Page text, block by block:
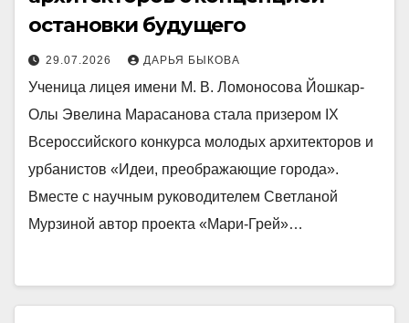
остановки будущего
29.07.2026 ДАРЬЯ БЫКОВА
Ученица лицея имени М. В. Ломоносова Йошкар-
Олы Эвелина Марасанова стала призером IX
Всероссийского конкурса молодых архитекторов и
урбанистов «Идеи, преображающие города».
Вместе с научным руководителем Светланой
Мурзиной автор проекта «Мари-Грей»…